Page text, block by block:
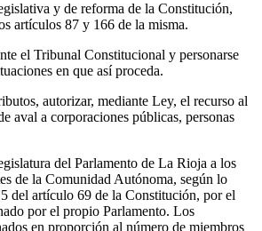
y de reforma de la Constitución,
artículos 87 y 166 de la misma.
el Tribunal Constitucional y personarse
en que así proceda.
autorizar, mediante Ley, el recurso al
aval a corporaciones públicas, personas
del Parlamento de La Rioja a los
de la Comunidad Autónoma, según lo
del artículo 69 de la Constitución, por el
por el propio Parlamento. Los
en proporción al número de miembros